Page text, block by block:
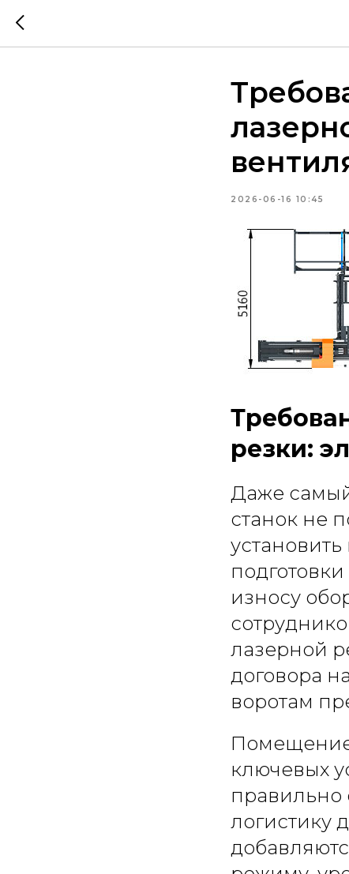
2026-06-16 10:45
резки:
Даже
станок не
износу
лазерной
договора
воротам
Помещение
ключевых
правильно
логистику